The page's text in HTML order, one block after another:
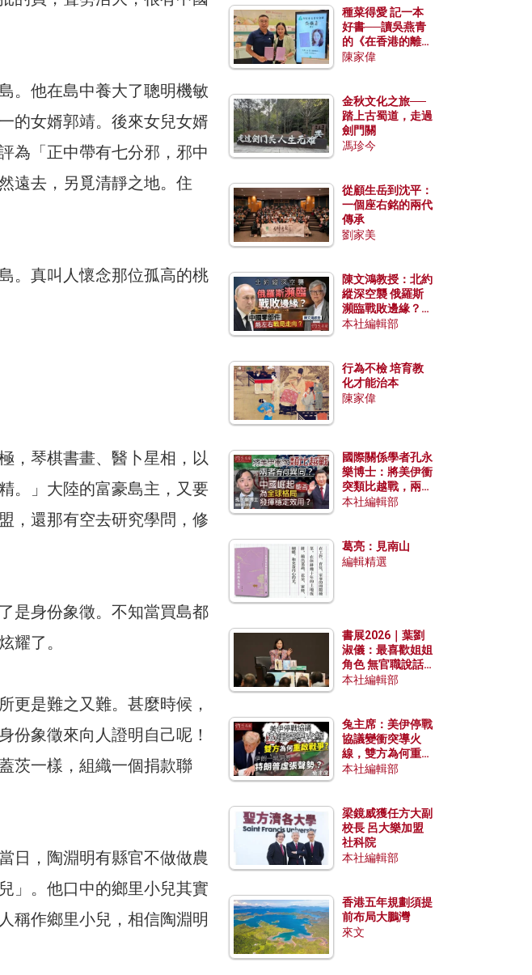
。他在島中養大了聰明機敏
的女婿郭靖。後來女兒女婿
為「正中帶有七分邪，邪中
遠去，另覓清靜之地。住
。真叫人懷念那位孤高的桃
，琴棋書畫、醫卜星相，以
。」大陸的富豪島主，又要
，還那有空去研究學問，修
是身份象徵。不知當買島都
耀了。
更是難之又難。甚麼時候，
份象徵來向人證明自己呢！
茨一樣，組織一個捐款聯
日，陶淵明有縣官不做做農
」。他口中的鄉里小兒其實
稱作鄉里小兒，相信陶淵明
種菜得愛 記一本
好書──讀吳燕青
的《在香港的離島
種菜》
陳家偉
金秋文化之旅──
踏上古蜀道，走過
劍門關
馮珍今
從顧生岳到沈平：
一個座右銘的兩代
傳承
劉家美
陳文鴻教授：北約
縱深空襲 俄羅斯
瀕臨戰敗邊緣？中
國零部件能左右戰
本社編輯部
行為不檢 培育教
化才能治本
陳家偉
國際關係學者孔永
樂博士：將美伊衝
突類比越戰，兩者
有何異同？中國崛
本社編輯部
葛亮：見南山
編輯精選
書展2026｜葉劉
淑儀：最喜歡姐姐
角色 無官職說話
包袱少
本社編輯部
兔主席：美伊停戰
協議變衝突導火
線，雙方為何重啟
戰爭？伊朗一早洞
本社編輯部
梁鏡威獲任方大副
校長 呂大樂加盟
社科院
本社編輯部
香港五年規劃須提
前布局大鵬灣
來文